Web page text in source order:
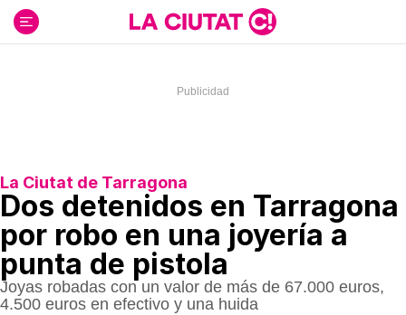
contenido
La Ciutat de Tarragona
Dos detenidos en Tarragona
por robo en una joyería a
punta de pistola
Joyas robadas con un valor de más de 67.000 euros,
4.500 euros en efectivo y una huida